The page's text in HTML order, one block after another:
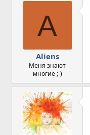
A
Aliens
Меня знают
многие ;-)